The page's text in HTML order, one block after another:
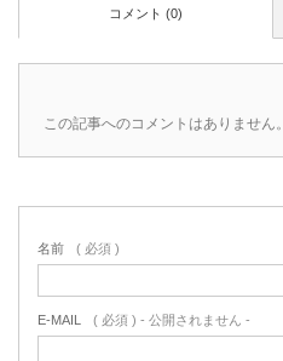
コメント (0)
この記事へのコメントはありません。
名前 ( 必須 )
E-MAIL ( 必須 ) - 公開されません -